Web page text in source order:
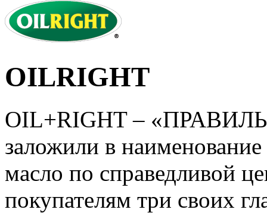
OILRIGHT
OIL+RIGHT –
заложили в
масло по справедливой
покупателям три своих